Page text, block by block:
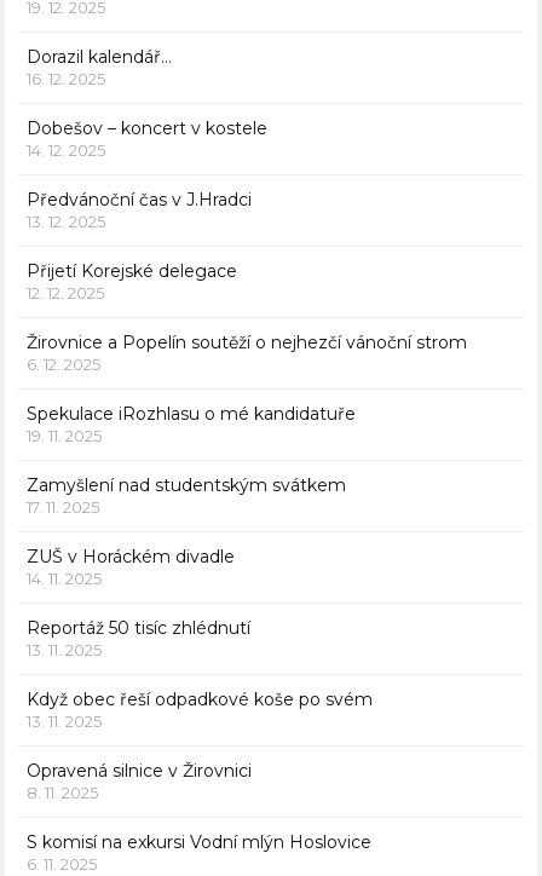
19. 12. 2025
Dorazil kalendář…
16. 12. 2025
Dobešov – koncert v kostele
14. 12. 2025
Předvánoční čas v J.Hradci
13. 12. 2025
Přijetí Korejské delegace
12. 12. 2025
Žirovnice a Popelín soutěží o nejhezčí vánoční strom
6. 12. 2025
Spekulace iRozhlasu o mé kandidatuře
19. 11. 2025
Zamyšlení nad studentským svátkem
17. 11. 2025
ZUŠ v Horáckém divadle
14. 11. 2025
Reportáž 50 tisíc zhlédnutí
13. 11. 2025
Když obec řeší odpadkové koše po svém
13. 11. 2025
Opravená silnice v Žirovnici
8. 11. 2025
S komisí na exkursi Vodní mlýn Hoslovice
6. 11. 2025